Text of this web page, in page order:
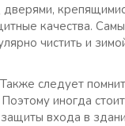
качества.
чистить и
следует
иногда
входа в